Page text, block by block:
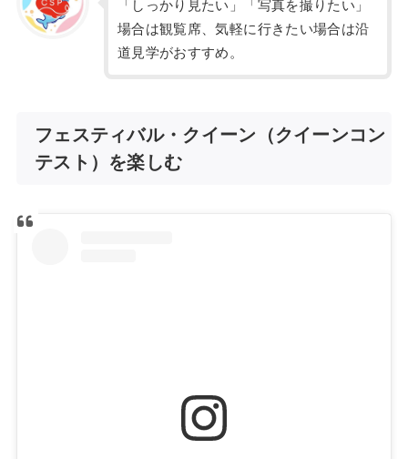
「しっかり見たい」「写真を撮りたい」
場合は観覧席、気軽に行きたい場合は沿
道見学がおすすめ。
フェスティバル・クイーン（クイーンコン
テスト）を楽しむ